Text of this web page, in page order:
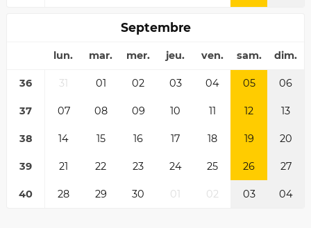
Septembre
lun. mar. mer. jeu. ven. sam. dim.
36 31 01 02 03 04 05 06
37 07 08 09 10 11 12 13
38 14 15 16 17 18 19 20
39 21 22 23 24 25 26 27
40 28 29 30 01 02 03 04